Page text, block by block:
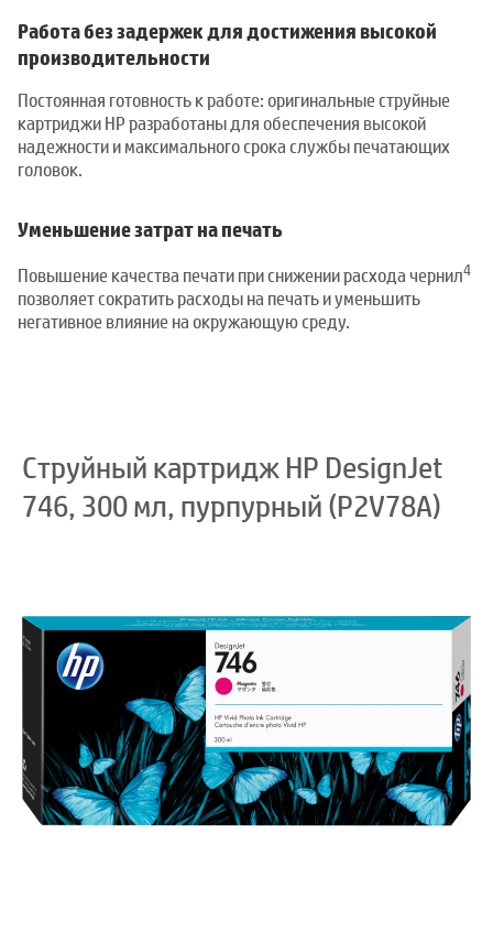
Работа без задержек для достижения высокой
производительности
Постоянная готовность к работе: оригинальные струйные
картриджи HP разработаны для обеспечения высокой
надежности и максимального срока службы печатающих
головок.
Уменьшение затрат на печать
Повышение качества печати при снижении расхода чернил4
позволяет сократить расходы на печать и уменьшить
негативное влияние на окружающую среду.
Струйный картридж HP DesignJet
746, 300 мл, пурпурный (P2V78A)